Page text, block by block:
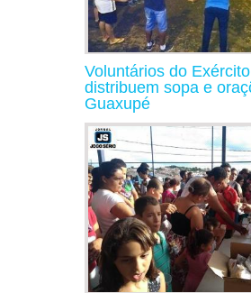
Voluntários do
distribuem sopa e
Guaxupé